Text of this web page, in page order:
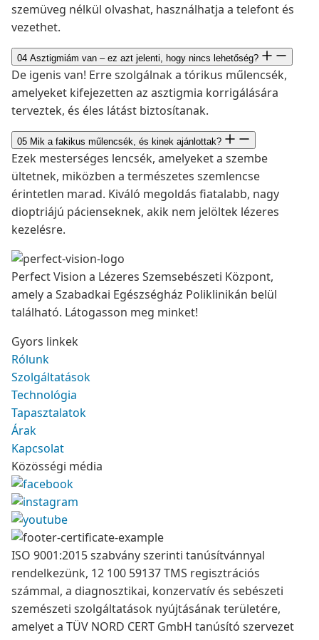
szemüveg nélkül olvashat, használhatja a telefont és
vezethet.
04 Asztigmiám van – ez azt jelenti, hogy nincs lehetőség?
De igenis van! Erre szolgálnak a tórikus műlencsék,
amelyeket kifejezetten az asztigmia korrigálására
terveztek, és éles látást biztosítanak.
05 Mik a fakikus műlencsék, és kinek ajánlottak?
Ezek mesterséges lencsék, amelyeket a szembe
ültetnek, miközben a természetes szemlencse
érintetlen marad. Kiváló megoldás fiatalabb, nagy
dioptriájú pácienseknek, akik nem jelöltek lézeres
kezelésre.
Perfect Vision a Lézeres Szemsebészeti Központ,
amely a Szabadkai Egészségház Poliklinikán belül
található. Látogasson meg minket!
Gyors linkek
Rólunk
Szolgáltatások
Technológia
Tapasztalatok
Árak
Kapcsolat
Közösségi média
ISO 9001:2015 szabvány szerinti tanúsítvánnyal
rendelkezünk, 12 100 59137 TMS regisztrációs
számmal, a diagnosztikai, konzervatív és sebészeti
szemészeti szolgáltatások nyújtásának területére,
amelyet a TÜV NORD CERT GmbH tanúsító szervezet